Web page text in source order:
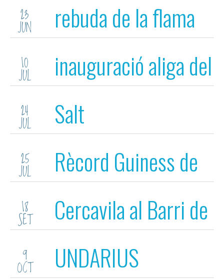
23
JUN
rebuda de la flama
del Canigó
10
JUL
inauguració aliga del
barri de Gràcia de
Sabadell
24
JUL Salt
25
JUL
Rècord Guiness de
Ball de Bastons
18
SET
Cercavila al Barri de
la Devesa
9
OCT UNDARIUS